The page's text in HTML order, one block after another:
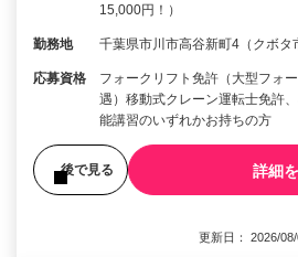
15,000円！）
勤務地 千葉県市川市高谷新町4（クボタ
応募資格
フォークリフト免許（大型フォ
遇）移動式クレーン運転士免許
能講習のいずれかお持ちの方
後で見る 詳細
更新日： 2026/